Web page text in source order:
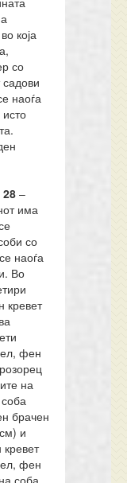
која
со
наоѓа
28 –
има
со
наоѓа
Во
кревет
фен
на
брачен
и
фен
соба